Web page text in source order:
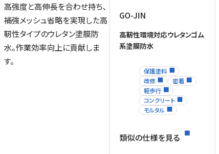
高強度と高伸長を合わせ持ち、
補強メッシュ省略を実現した高
靭性タイプのウレタン塗膜防
水。作業効率向上に貢献しま
す。
GO-JIN
高靭性環境対応ウレタンゴム
系塗膜防水
保護塗料
改修
密着
軽歩行
コンクリート
モルタル
類似の仕様を見る